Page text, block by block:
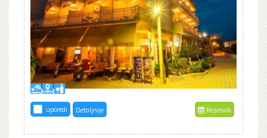
uporedi Detaljnije Rezerviši